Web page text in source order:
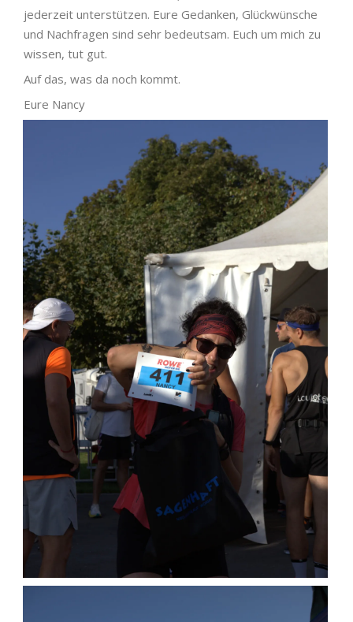
jederzeit unterstützen. Eure Gedanken, Glückwünsche
und Nachfragen sind sehr bedeutsam. Euch um mich zu
wissen, tut gut.
Auf das, was da noch kommt.
Eure Nancy